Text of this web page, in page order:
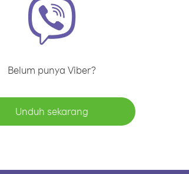
Belum punya Viber?
Unduh sekarang